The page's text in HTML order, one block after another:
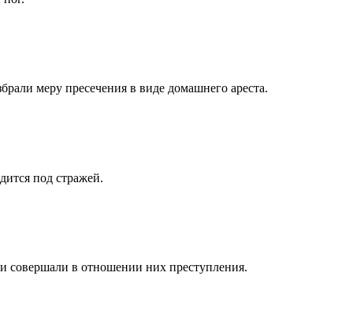
меру пресечения в виде домашнего ареста.
под стражей.
совершали в отношении них преступления.